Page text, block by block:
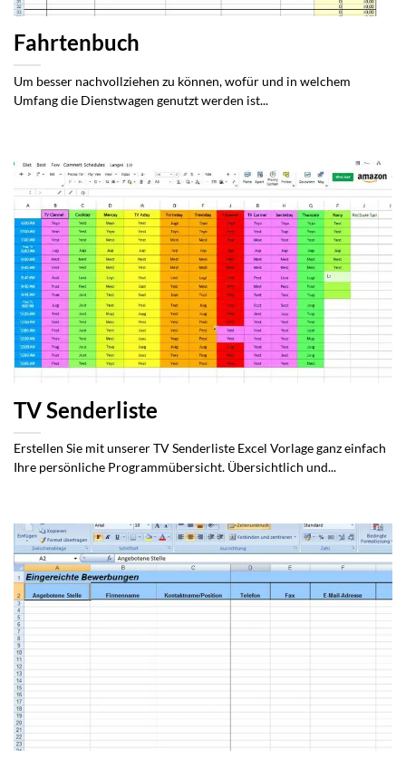
Fahrtenbuch
Um besser nachvollziehen zu können, wofür und in welchem
Umfang die Dienstwagen genutzt werden ist...
TV Senderliste
Erstellen Sie mit unserer TV Senderliste Excel Vorlage ganz einfach
Ihre persönliche Programmübersicht. Übersichtlich und...